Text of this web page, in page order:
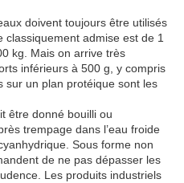
doivent toujours être utilisés
admise est de 1
kg. Mais on arrive très
inférieurs à 500 g, y compris
sur un plan protéique sont les
être donné bouilli ou
trempage dans l’eau froide
Sous forme non
de ne pas dépasser les
Les produits industriels